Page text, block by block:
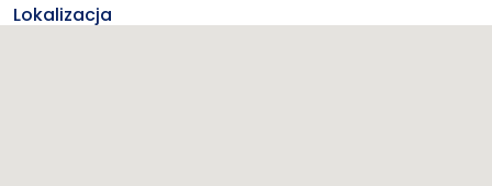
Lokalizacja